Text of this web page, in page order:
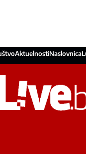
AktuelnostiNaslovnica